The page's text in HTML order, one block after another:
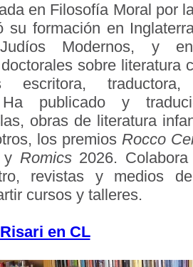
en Filosofía Moral por
su formación en
Modernos, y
sobre literatura
escritora,
Ha publicado y
obras de literatura
los premiosRocco
y Romics 2026.
revistas y medios de
cursos y talleres.
en CL